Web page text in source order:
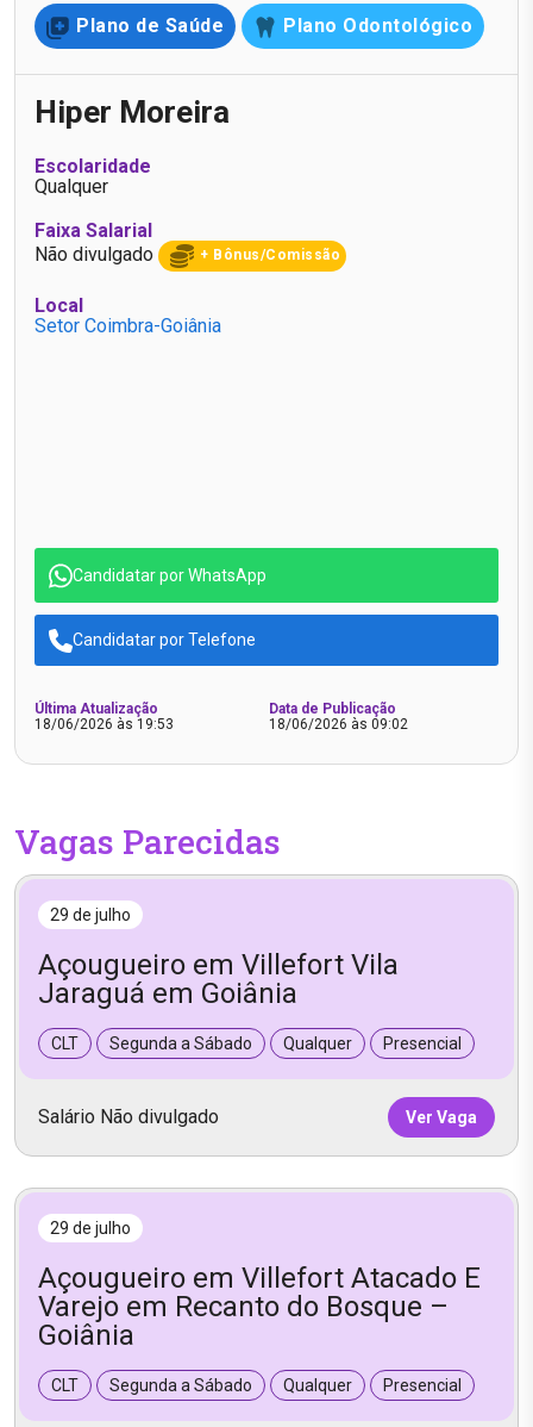
Plano de Saúde Plano Odontológico
Hiper Moreira
Escolaridade
Qualquer
Faixa Salarial
Não divulgado
+ Bônus/Comissão
Local
Setor Coimbra-Goiânia
Candidatar por WhatsApp
Candidatar por Telefone
Última Atualização
18/06/2026 às 19:53
Data de Publicação
18/06/2026 às 09:02
Vagas Parecidas
29 de julho
Açougueiro em Villefort Vila
Jaraguá em Goiânia
CLT Segunda a Sábado Qualquer Presencial
Salário Não divulgado Ver Vaga
29 de julho
Açougueiro em Villefort Atacado E
Varejo em Recanto do Bosque –
Goiânia
CLT Segunda a Sábado Qualquer Presencial